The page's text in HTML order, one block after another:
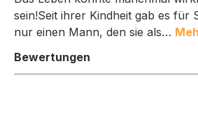
sein!Seit ihrer Kindheit gab es für
nur einen Mann, den sie als…
Bewertungen